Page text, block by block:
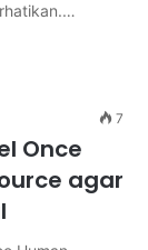
7
Once
agar